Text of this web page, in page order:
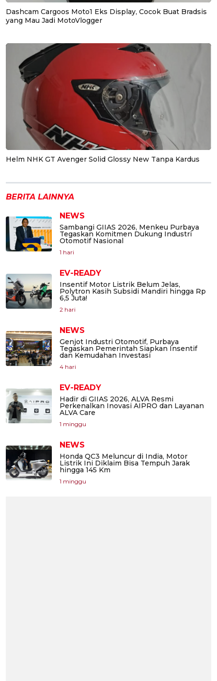
Dashcam Cargoos Moto1 Eks Display, Cocok Buat Bradsis
yang Mau Jadi MotoVlogger
Helm NHK GT Avenger Solid Glossy New Tanpa Kardus
BERITA LAINNYA
NEWS
Sambangi GIIAS 2026, Menkeu Purbaya
Tegaskan Komitmen Dukung Industri
Otomotif Nasional
1 hari
EV-READY
Insentif Motor Listrik Belum Jelas,
Polytron Kasih Subsidi Mandiri hingga Rp
6,5 Juta!
2 hari
NEWS
Genjot Industri Otomotif, Purbaya
Tegaskan Pemerintah Siapkan Insentif
dan Kemudahan Investasi
4 hari
EV-READY
Hadir di GIIAS 2026, ALVA Resmi
Perkenalkan Inovasi AIPRO dan Layanan
ALVA Care
1 minggu
NEWS
Honda QC3 Meluncur di India, Motor
Listrik Ini Diklaim Bisa Tempuh Jarak
hingga 145 Km
1 minggu